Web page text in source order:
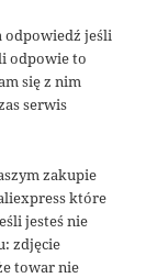
odpowiedź jeśli
odpowie to
się z nim
serwis
zakupie
które
jesteś nie
zdjęcie
towar nie